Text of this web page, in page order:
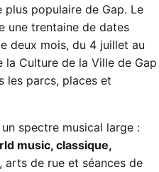
plus populaire de Gap. Le
une trentaine de dates
deux mois, du 4 juillet au
Culture de la Ville de Gap
les parcs, places et
spectre musical large :
music, classique,
, arts de rue et séances de